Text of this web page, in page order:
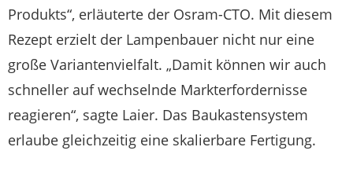
Produkts“, erläuterte der Osram-CTO. Mit diesem
Rezept erzielt der Lampenbauer nicht nur eine
große Variantenvielfalt. „Damit können wir auch
schneller auf wechselnde Markterfordernisse
reagieren“, sagte Laier. Das Baukastensystem
erlaube gleichzeitig eine skalierbare Fertigung.